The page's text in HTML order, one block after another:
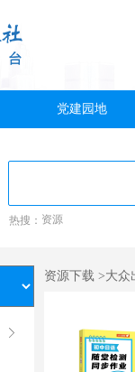
党建园地
热搜： 资源
资源下载 >大众